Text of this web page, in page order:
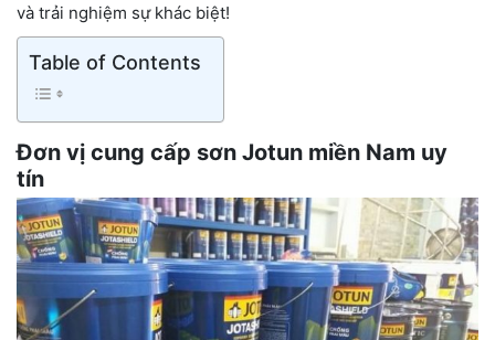
và trải nghiệm sự khác biệt!
Table of Contents
Đơn vị cung cấp sơn Jotun miền Nam uy
tín